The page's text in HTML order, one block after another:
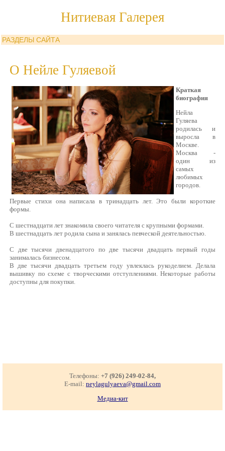
Нитиевая Галерея
РАЗДЕЛЫ САЙТА
О Нейле Гуляевой
Краткая
биография
Нейла
Гуляева
родилась и
выросла в
Москве.
Москва -
один из
самых
любимых
городов.
Первые стихи она написала в тринадцать лет. Это были короткие
формы.
С шестнадцати лет знакомила своего читателя с крупными формами.
В шестнадцать лет родила сына и занялась певческой деятельностью.
С две тысячи двенадцатого по две тысячи двадцать первый годы
занималась бизнесом.
В две тысячи двадцать третьем году увлеклась рукоделием. Делала
вышивку по схеме с творческими отступлениями. Некоторые работы
доступны для покупки.
Телефоны: +7 (926) 249-02-84,
E-mail: neylagulyaeva@gmail.com
Медиа-кит